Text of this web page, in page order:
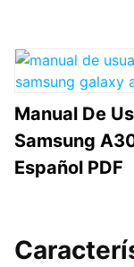
Manual De
Samsung
Español PDF